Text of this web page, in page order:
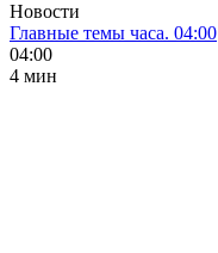
Новости
Главные темы часа. 04:00
04:00
4 мин